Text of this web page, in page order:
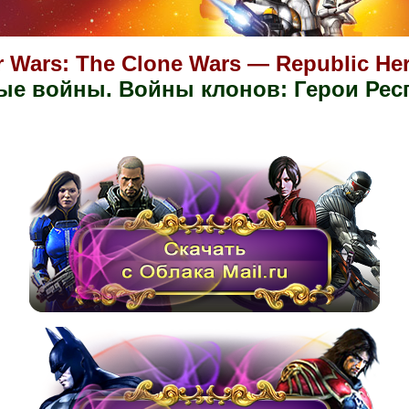
Wars: The Clone Wars — Republic
войны. Войны клонов: Герои